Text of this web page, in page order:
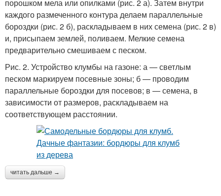
порошком мела или опилками (рис. 2 а). Затем внутри
каждого размеченного контура делаем параллельные
бороздки (рис. 2 б), раскладываем в них семена (рис. 2 в)
и, присыпаем землей, поливаем. Мелкие семена
предварительно смешиваем с песком.
Рис. 2. Устройство клумбы на газоне: а — светлым
песком маркируем посевные зоны; б — проводим
параллельные бороздки для посевов; в — семена, в
зависимости от размеров, раскладываем на
соответствующем расстоянии.
читать дальше →